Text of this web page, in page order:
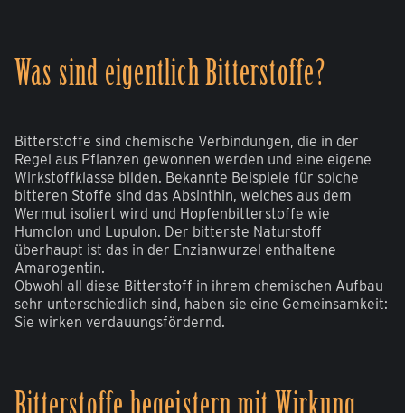
Was sind eigentlich Bitterstoffe?
Bitterstoffe sind chemische Verbindungen, die in der
Regel aus Pflanzen gewonnen werden und eine eigene
Wirkstoffklasse bilden. Bekannte Beispiele für solche
bitteren Stoffe sind das Absinthin, welches aus dem
Wermut isoliert wird und Hopfenbitterstoffe wie
Humolon und Lupulon. Der bitterste Naturstoff
überhaupt ist das in der Enzianwurzel enthaltene
Amarogentin.
Obwohl all diese Bitterstoff in ihrem chemischen Aufbau
sehr unterschiedlich sind, haben sie eine Gemeinsamkeit:
Sie wirken verdauungsfördernd.